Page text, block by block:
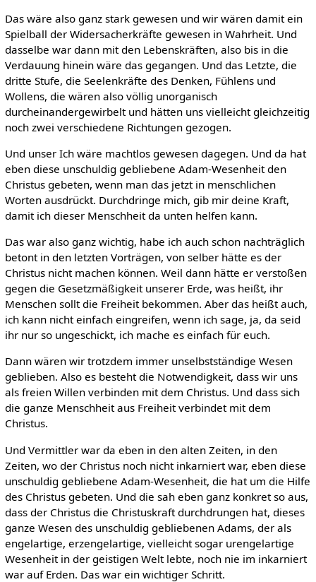
Das wäre also ganz stark gewesen und wir wären damit ein
Spielball der Widersacherkräfte gewesen in Wahrheit. Und
dasselbe war dann mit den Lebenskräften, also bis in die
Verdauung hinein wäre das gegangen. Und das Letzte, die
dritte Stufe, die Seelenkräfte des Denken, Fühlens und
Wollens, die wären also völlig unorganisch
durcheinandergewirbelt und hätten uns vielleicht gleichzeitig
noch zwei verschiedene Richtungen gezogen.
Und unser Ich wäre machtlos gewesen dagegen. Und da hat
eben diese unschuldig gebliebene Adam-Wesenheit den
Christus gebeten, wenn man das jetzt in menschlichen
Worten ausdrückt. Durchdringe mich, gib mir deine Kraft,
damit ich dieser Menschheit da unten helfen kann.
Das war also ganz wichtig, habe ich auch schon nachträglich
betont in den letzten Vorträgen, von selber hätte es der
Christus nicht machen können. Weil dann hätte er verstoßen
gegen die Gesetzmäßigkeit unserer Erde, was heißt, ihr
Menschen sollt die Freiheit bekommen. Aber das heißt auch,
ich kann nicht einfach eingreifen, wenn ich sage, ja, da seid
ihr nur so ungeschickt, ich mache es einfach für euch.
Dann wären wir trotzdem immer unselbstständige Wesen
geblieben. Also es besteht die Notwendigkeit, dass wir uns
als freien Willen verbinden mit dem Christus. Und dass sich
die ganze Menschheit aus Freiheit verbindet mit dem
Christus.
Und Vermittler war da eben in den alten Zeiten, in den
Zeiten, wo der Christus noch nicht inkarniert war, eben diese
unschuldig gebliebene Adam-Wesenheit, die hat um die Hilfe
des Christus gebeten. Und die sah eben ganz konkret so aus,
dass der Christus die Christuskraft durchdrungen hat, dieses
ganze Wesen des unschuldig gebliebenen Adams, der als
engelartige, erzengelartige, vielleicht sogar urengelartige
Wesenheit in der geistigen Welt lebte, noch nie im inkarniert
war auf Erden. Das war ein wichtiger Schritt.